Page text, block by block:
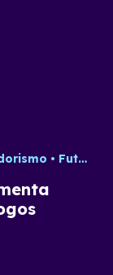
Futuro do Trabalho